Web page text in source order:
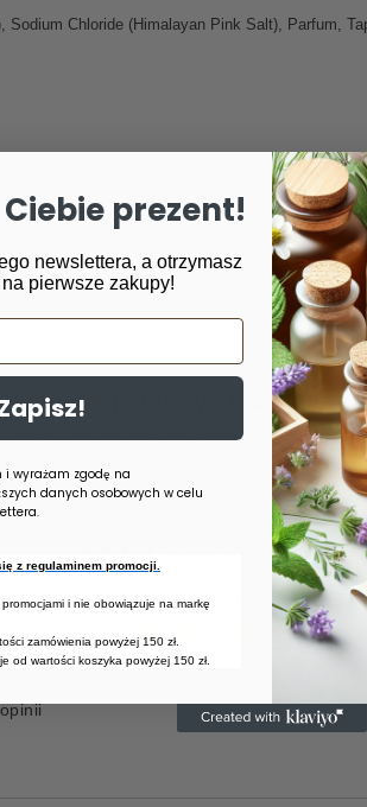
Chloride (Himalayan Pink Salt), Parfum,
do krwawień, choroby w okresie
gruźlica. Nie powinno się zażywać kąpieli z
STOSUJEMY JĄ TYLKO ZEWNĘTRZNIE.
Miodowa
pomocy? Masz
niezwłocznie, najciekawsze pytania i
publikując dla
NAPISZ SWOJĄ
Twoja ocena:
prezent!
newslettera, a otrzymasz
na pierwsze zakupy!
wyrażam zgodę na
danych osobowych w celu
z regulaminem promocji.
i nie obowiązuje na markę
zamówienia powyżej 150 zł.
od wartości koszyka powyżej 150 zł.